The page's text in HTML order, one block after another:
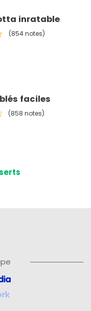
inratable
(854 notes)
faciles
(858 notes)